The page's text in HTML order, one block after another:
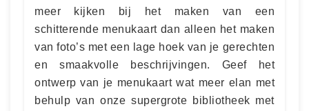
meer kijken bij het maken van een
schitterende menukaart dan alleen het maken
van foto’s met een lage hoek van je gerechten
en smaakvolle beschrijvingen. Geef het
ontwerp van je menukaart wat meer elan met
behulp van onze supergrote bibliotheek met